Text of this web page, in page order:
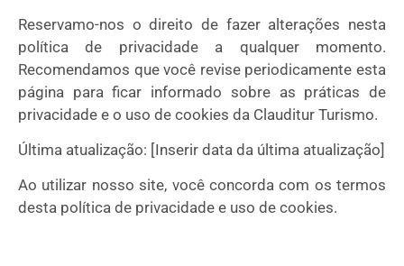
Reservamo-nos o direito de fazer alterações nesta
política de privacidade a qualquer momento.
Recomendamos que você revise periodicamente esta
página para ficar informado sobre as práticas de
privacidade e o uso de cookies da Clauditur Turismo.
Última atualização: [Inserir data da última atualização]
Ao utilizar nosso site, você concorda com os termos
desta política de privacidade e uso de cookies.